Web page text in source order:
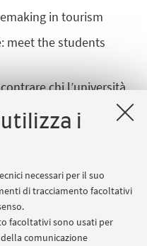
i
necessari per il suo
di tracciamento facoltativi
facoltativi sono usati per
comunicazione
in tourism
meet the students
chi l’università
saranno a
diretto e per
15 minuti prima